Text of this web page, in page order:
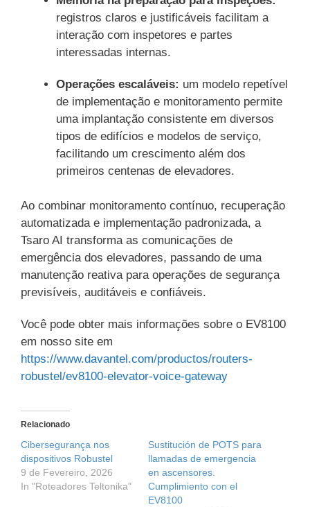
registros claros e justificáveis facilitam a
interação com inspetores e partes
interessadas internas.
Operações escaláveis: um modelo repetível
de implementação e monitoramento permite
uma implantação consistente em diversos
tipos de edifícios e modelos de serviço,
facilitando um crescimento além dos
primeiros centenas de elevadores.
Ao combinar monitoramento contínuo, recuperação
automatizada e implementação padronizada, a
Tsaro AI transforma as comunicações de
emergência dos elevadores, passando de uma
manutenção reativa para operações de segurança
previsíveis, auditáveis e confiáveis.
Você pode obter mais informações sobre o EV8100
em nosso site em
https://www.davantel.com/productos/routers-
robustel/ev8100-elevator-voice-gateway
Relacionado
Cibersegurança nos
dispositivos Robustel
9 de Fevereiro, 2026
In "Roteadores Teltonika"
Sustitución de POTS para
llamadas de emergencia
en ascensores.
Cumplimiento con el
EV8100